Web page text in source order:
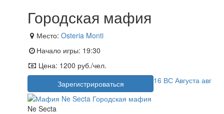
Городская мафия
Место: Osteria Monti
Начало игры: 19:30
Цена: 1200 руб./чел.
Зарегистрироваться
16 ВС Августа авг
Ne Secta